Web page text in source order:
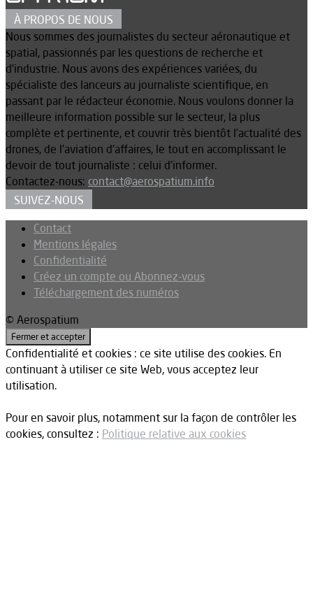
À PROPOS DE NOUS
Nous sommes des journalistes du secteur aéronautique et
spatial, passionnés par les questions de recherche et
d’industrie. Nous avons des expériences variées, du
spécialiste des lanceurs au journaliste scientifique, en
passant par le rédacteur économie. Nous voulons donner la
meilleure information possible sur le secteur, la plus
complète et pertinente, et couvrir très bientôt l’actualité des
drones, de l’aviation d’affaires, le tout en accomplissant le
devoir de tout journaliste : celui d’informer.
Contactez-nous: contact@aerospatium.info
SUIVEZ-NOUS
Contact
Mentions légales
Confidentialité
Créez un compte ou Abonnez-vous
Téléchargement des numéros
© Aerospatium
Confidentialité et cookies : ce site utilise des cookies. En
continuant à utiliser ce site Web, vous acceptez leur
utilisation.
Pour en savoir plus, notamment sur la façon de contrôler les
cookies, consultez : Politique relative aux cookies